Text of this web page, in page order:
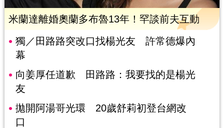
米蘭達離婚奧蘭多布魯13年！罕談前夫互動
獨／田路路突改口找楊光友 許常德爆內
幕
向姜厚任道歉 田路路：我要找的是楊光
友
拋開阿湯哥光環 20歲舒莉初登台網改
口